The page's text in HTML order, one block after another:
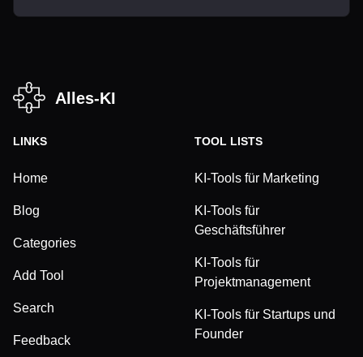
Alles-KI
LINKS
Home
Blog
Categories
Add Tool
Search
Feedback
TOOL LISTS
KI-Tools für Marketing
KI-Tools für
Geschäftsführer
KI-Tools für
Projektmanagement
KI-Tools für Startups und
Founder